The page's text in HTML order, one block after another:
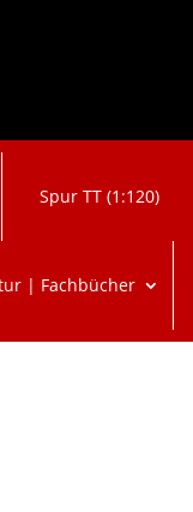
Spur TT (1:120)
| Fachbücher